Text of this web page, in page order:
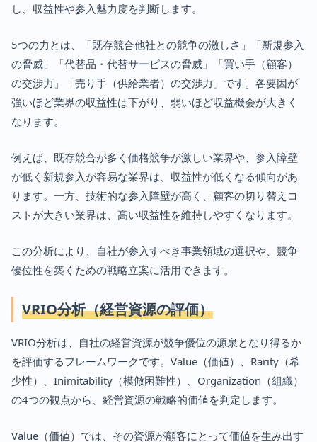
し、収益性や参入魅力度を判断します。
5つの力とは、「既存競合他社との競争の激しさ」「新規参入
の脅威」「代替品・代替サービスの脅威」「買い手（顧客）
の交渉力」「売り手（供給業者）の交渉力」です。各要因が
強いほど業界の収益性は下がり、弱いほど収益機会が大きく
なります。
例えば、既存競合が多く価格競争が激しい業界や、参入障壁
が低く新規参入が容易な業界は、収益性が低くなる傾向があ
ります。一方、技術的な参入障壁が高く、顧客の切り替えコ
ストが大きい業界は、高い収益性を維持しやすくなります。
この分析により、自社が参入すべき事業領域の選択や、競争
優位性を築くための戦略立案に活用できます。
VRIO分析（経営資源の評価）
VRIO分析は、自社の経営資源が競争優位の源泉となり得るか
を評価するフレームワークです。Value（価値）、Rarity（希
少性）、Inimitability（模倣困難性）、Organization（組織）
の4つの観点から、経営資源の戦略的価値を判定します。
Value（価値）では、その資源が顧客にとって価値を生み出す